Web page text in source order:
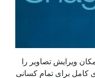
ویرایش تصاویر را
کامل برای تمام کسانی